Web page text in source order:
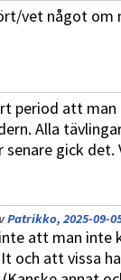
vet något om
period att
Alla
senare gick
Patrikko, 2025-09-
att man inte
och att vissa